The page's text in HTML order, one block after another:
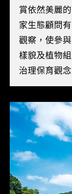
賞依然美麗
家生態顧問
觀察，使參
樣貌及植物
治理保育觀念